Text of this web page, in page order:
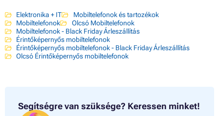
Elektronika + IT
Mobiltelefonok és tartozékok
Mobiltelefonok
Olcsó Mobiltelefonok
Mobiltelefonok - Black Friday Árleszállítás
Érintőképernyős mobiltelefonok
Érintőképernyős mobiltelefonok - Black Friday Árleszállítás
Olcsó Érintőképernyős mobiltelefonok
Segítségre van szüksége? Keressen minket!